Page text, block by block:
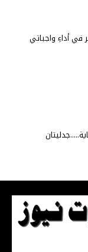
في أداءِ واجباتي